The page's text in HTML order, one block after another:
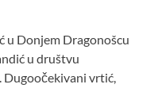
u Donjem Dragonošcu
u društvu
Dugoočekivani vrtić,